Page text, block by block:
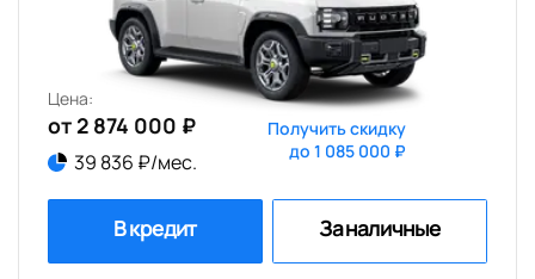
Цена:
от 2 874 000 ₽
39 836 ₽/мес.
Получить скидку
до 1 085 000 ₽
В кредит За наличные